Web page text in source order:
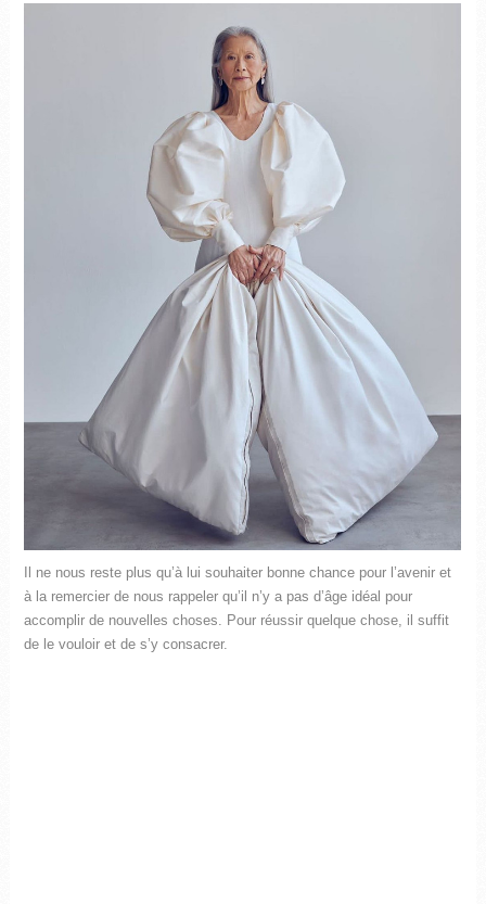
Il ne nous reste plus qu’à lui souhaiter bonne chance pour l’avenir et
à la remercier de nous rappeler qu’il n’y a pas d’âge idéal pour
accomplir de nouvelles choses. Pour réussir quelque chose, il suffit
de le vouloir et de s’y consacrer.